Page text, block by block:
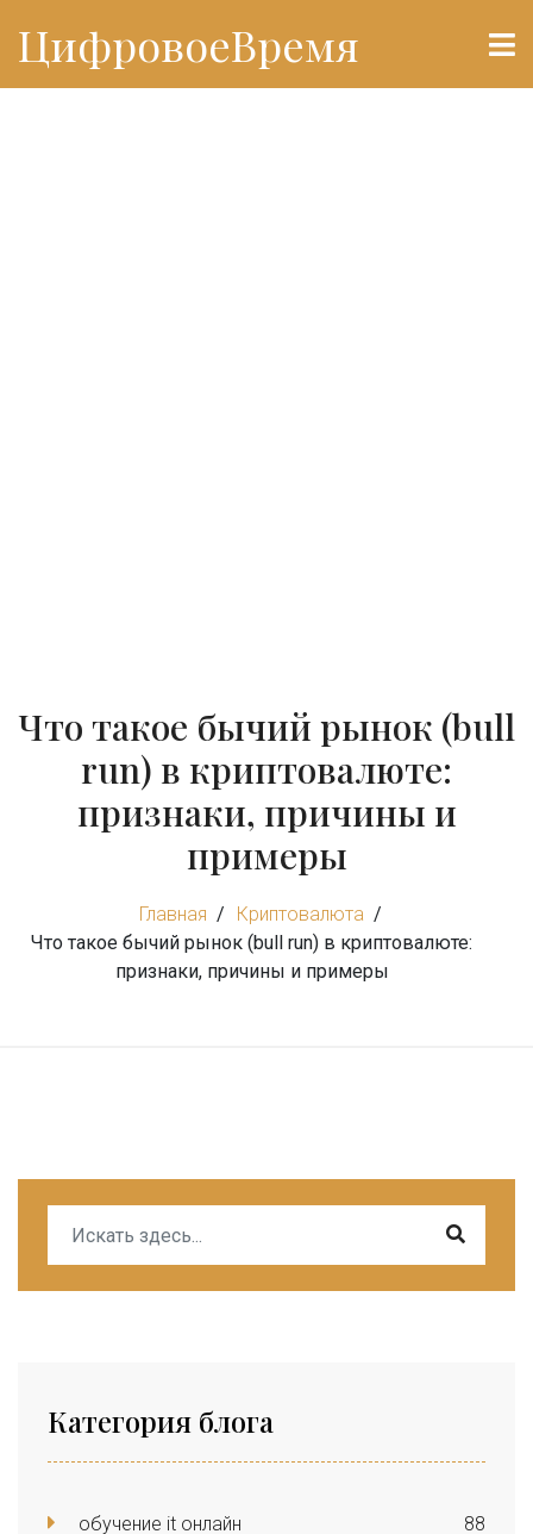
ЦифровоеВремя
Что такое бычий рынок (bull
run) в криптовалюте:
признаки, причины и
примеры
Главная
Криптовалюта
Что такое бычий рынок (bull run) в криптовалюте:
признаки, причины и примеры
Категория блога
обучение it онлайн 88